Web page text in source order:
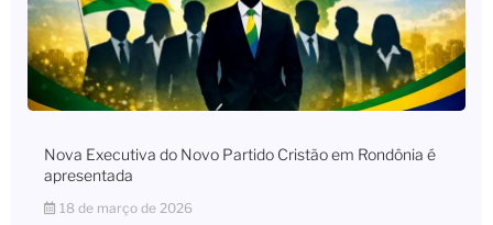
Nova Executiva do Novo Partido Cristão em Rondônia é
apresentada
18 de março de 2026